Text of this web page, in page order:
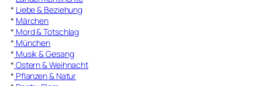
* Liebe & Beziehung
* Märchen
* Mord & Totschlag
* München
* Musik & Gesang
* Ostern & Weihnacht
* Pflanzen & Natur